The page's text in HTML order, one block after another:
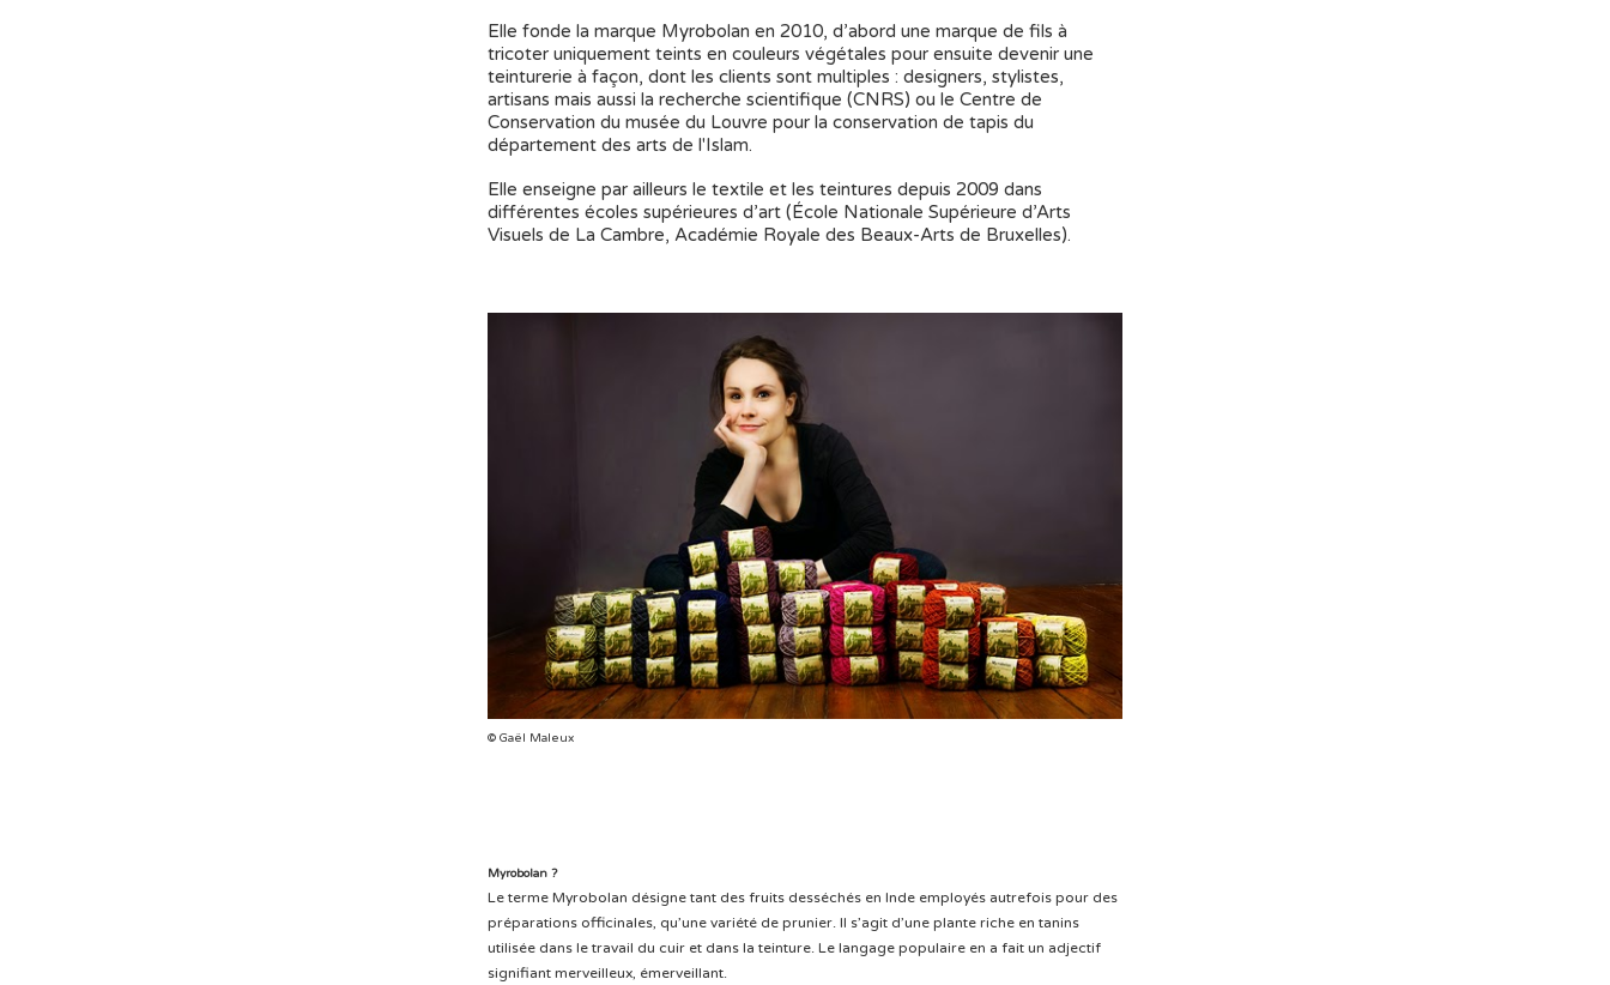
Elle fonde la marque Myrobolan en 2010, d’abord une marque de fils à
tricoter uniquement teints en couleurs végétales pour ensuite devenir une
teinturerie à façon, dont les clients sont multiples : designers, stylistes,
artisans mais aussi la recherche scientifique (CNRS) ou le Centre de
Conservation du musée du Louvre pour la conservation de tapis du
département des arts de l'Islam.
Elle enseigne par ailleurs le textile et les teintures depuis 2009 dans
différentes écoles supérieures d’art (École Nationale Supérieure d’Arts
Visuels de La Cambre, Académie Royale des Beaux-Arts de Bruxelles).
© Gaël Maleux
Myrobolan ?
Le terme Myrobolan désigne tant des fruits desséchés en Inde employés autrefois pour des
préparations officinales, qu’une variété de prunier. Il s’agit d’une plante riche en tanins
utilisée dans le travail du cuir et dans la teinture. Le langage populaire en a fait un adjectif
signifiant merveilleux, émerveillant.